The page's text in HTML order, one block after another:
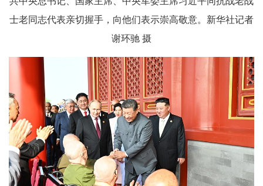
士老同志代表亲切握手，向他们表示崇高敬意。新华社记者
谢环驰 摄